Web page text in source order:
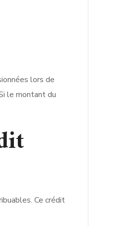
lors de
le montant du
Ce crédit